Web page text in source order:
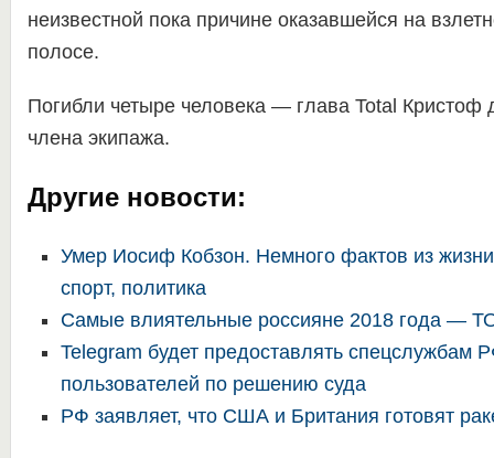
неизвестной пока причине оказавшейся на
полосе.
Погибли четыре человека — глава Total Кристоф
члена экипажа.
Другие новости:
Умер Иосиф Кобзон. Немного фактов из
спорт, политика
Самые влиятельные россияне 2018 года —
Telegram будет предоставлять спецслужбам
пользователей по решению суда
РФ заявляет, что США и Британия готовят